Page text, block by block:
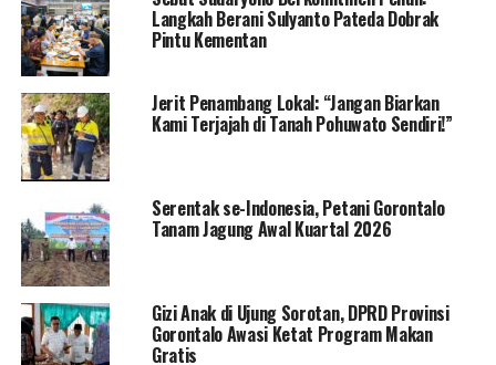
masyarakat saat reses sebelumnya.
Dalam rangka itu, Ketua DPRD Provinsi Gorontalo ini
mengimbau kepada Kepala Desa Teratai agar
mengumpulkan masyarakat dan kelompok tani untuk
mendengarkan penjelasan dari Dinas Pertanian.
Pertemuan tersebut diadakan di aula kantor desa
Tak hanya itu, kunjungan legislator ini juga bertujuan
untuk mengumpulkan proposal aspirasi bantuan Usaha
Mikro, Kecil, dan Menengah (UMKM) yang diajukan oleh
masyarakat Desa Teratai.
Langkah Berani Sulyanto Pateda Dobrak
Pintu Kementan
Jerit Penambang Lokal: “Jangan Biarkan
Kami Terjajah di Tanah Pohuwato Sendiri!”
Serentak se-Indonesia, Petani Gorontalo
Tanam Jagung Awal Kuartal 2026
Gizi Anak di Ujung Sorotan, DPRD Provinsi
Gorontalo Awasi Ketat Program Makan
Gratis